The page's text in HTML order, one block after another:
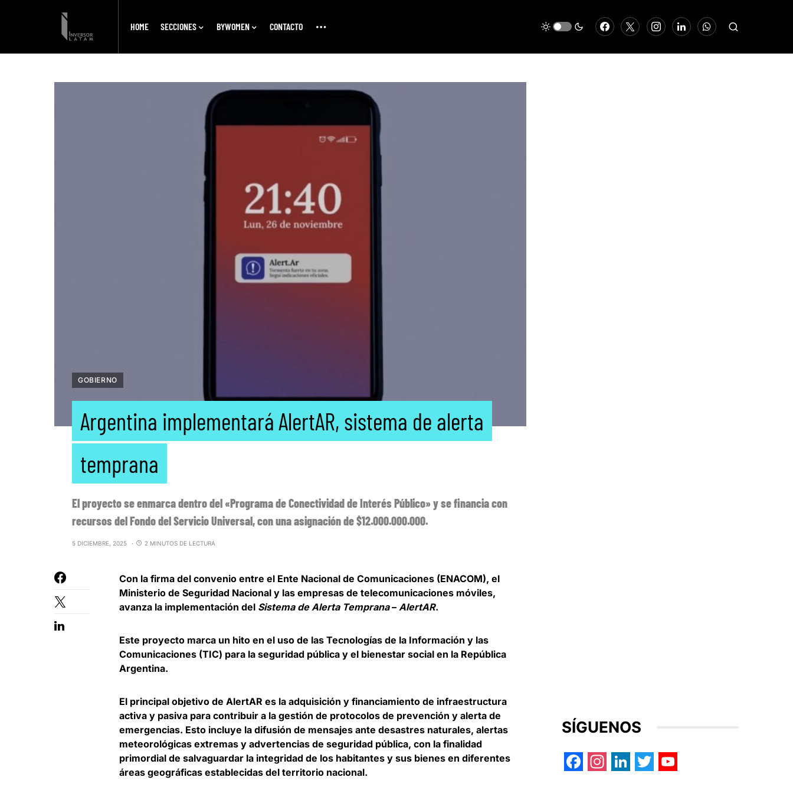
HOME SECCIONES BYWOMEN CONTACTO
GOBIERNO
Argentina implementará AlertAR, sistema de alerta
temprana
El proyecto se enmarca dentro del «Programa de Conectividad de Interés Público» y se financia con
recursos del Fondo del Servicio Universal, con una asignación de $12.000.000.000.
5 DICIEMBRE, 2025 2 MINUTOS DE LECTURA
Con la firma del convenio entre el Ente Nacional de Comunicaciones (ENACOM), el
Ministerio de Seguridad Nacional y las empresas de telecomunicaciones móviles,
avanza la implementación del Sistema de Alerta Temprana– AlertAR.
Este proyecto marca un hito en el uso de las Tecnologías de la Información y las
Comunicaciones (TIC) para la seguridad pública y el bienestar social en la República
Argentina.
El principal objetivo de AlertAR es la adquisición y financiamiento de infraestructura
activa y pasiva para contribuir a la gestión de protocolos de prevención y alerta de
emergencias. Esto incluye la difusión de mensajes ante desastres naturales, alertas
meteorológicas extremas y advertencias de seguridad pública, con la finalidad
primordial de salvaguardar la integridad de los habitantes y sus bienes en diferentes
áreas geográficas establecidas del territorio nacional.
SÍGUENOS